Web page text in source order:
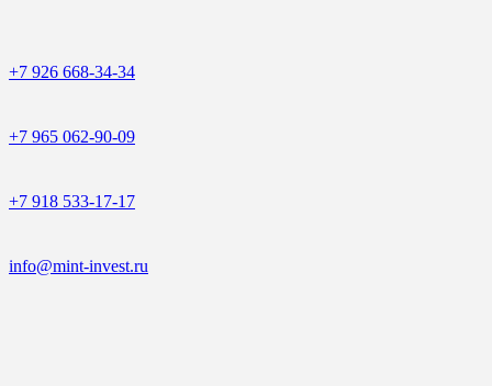
+7 926 668-34-34
+7 965 062-90-09
+7 918 533-17-17
info@mint-invest.ru